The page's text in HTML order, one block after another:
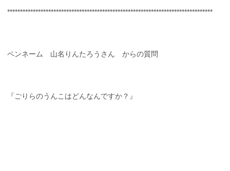
********************************************************************************
ペンネーム 山名りんたろうさん からの質問
『ごりらのうんこはどんなんですか？』